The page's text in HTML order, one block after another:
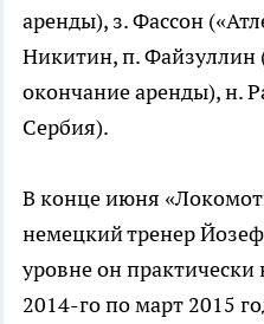
аренды), з. Фассон
Никитин, п. Файзуллин
окончание аренды), н.
Сербия).
В конце июня
немецкий тренер
уровне он практически
2014-го по март 2015